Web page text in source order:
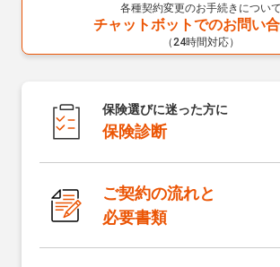
各種契約変更のお手続きについて
チャットボットでのお問い
（24時間対応）
保険選びに迷った方に
保険診断
ご契約の流れと
必要書類